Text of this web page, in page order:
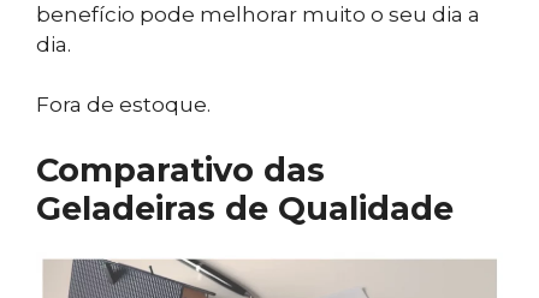
benefício pode melhorar muito o seu dia a
dia.
Fora de estoque.
Comparativo das
Geladeiras de Qualidade